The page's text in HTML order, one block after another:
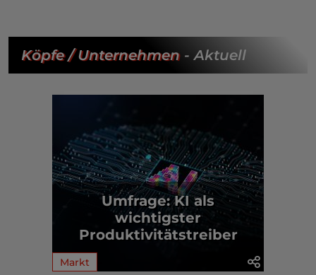
Köpfe / Unternehmen- Aktuell
Umfrage: KI als
wichtigster
Produktivitätstreiber
Markt